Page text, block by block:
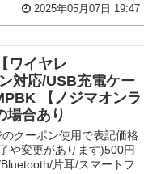
2025年05月07日 19:47
ワイヤレ
対応/USB充電ケー
【ノジマオンラ
場合あり
クーポン使用で表記価格
や変更があります)500円
片耳/スマートフ